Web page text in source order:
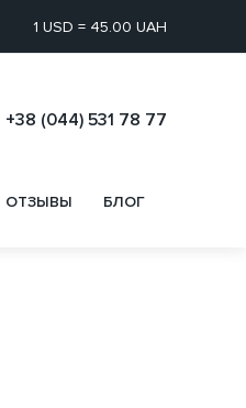
1 USD = 45.00 UAH
+38 (044) 531 78 77
ОТЗЫВЫ БЛОГ